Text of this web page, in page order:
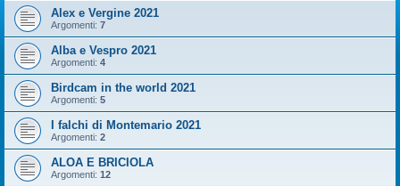
Alex e Vergine 2021
Argomenti: 7
Alba e Vespro 2021
Argomenti: 4
Birdcam in the world 2021
Argomenti: 5
I falchi di Montemario 2021
Argomenti: 2
ALOA E BRICIOLA
Argomenti: 12